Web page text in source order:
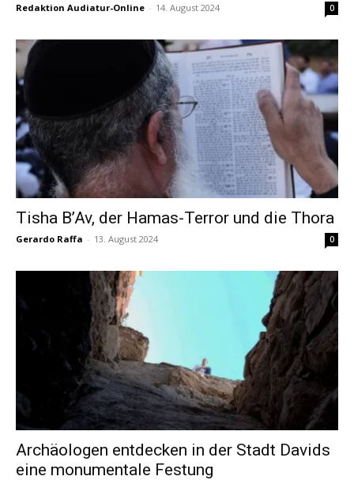
Redaktion Audiatur-Online - 14. August 2024 0
Tisha B’Av, der Hamas-Terror und die Thora
Gerardo Raffa - 13. August 2024 0
Archäologen entdecken in der Stadt Davids
eine monumentale Festung